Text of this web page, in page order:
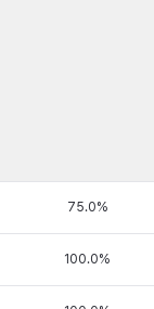
75.0%
100.0%